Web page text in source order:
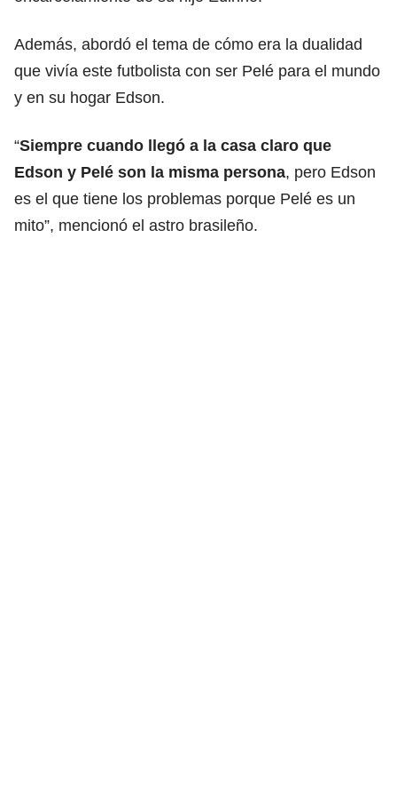
Además, abordó el tema de cómo era la dualidad
que vivía este futbolista con ser Pelé para el mundo
y en su hogar Edson.
“Siempre cuando llegó a la casa claro que
Edson y Pelé son la misma persona, pero Edson
es el que tiene los problemas porque Pelé es un
mito”, mencionó el astro brasileño.